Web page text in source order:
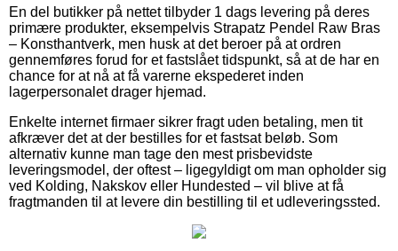
En del butikker på nettet tilbyder 1 dags levering på deres
primære produkter, eksempelvis Strapatz Pendel Raw Bras
– Konsthantverk, men husk at det beroer på at ordren
gennemføres forud for et fastslået tidspunkt, så at de har en
chance for at nå at få varerne ekspederet inden
lagerpersonalet drager hjemad.
Enkelte internet firmaer sikrer fragt uden betaling, men tit
afkræver det at der bestilles for et fastsat beløb. Som
alternativ kunne man tage den mest prisbevidste
leveringsmodel, der oftest – ligegyldigt om man opholder sig
ved Kolding, Nakskov eller Hundested – vil blive at få
fragtmanden til at levere din bestilling til et udleveringssted.